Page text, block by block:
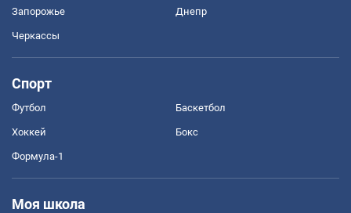
Запорожье Днепр
Черкассы
Спорт
Футбол Баскетбол
Хоккей Бокс
Формула-1
Моя школа